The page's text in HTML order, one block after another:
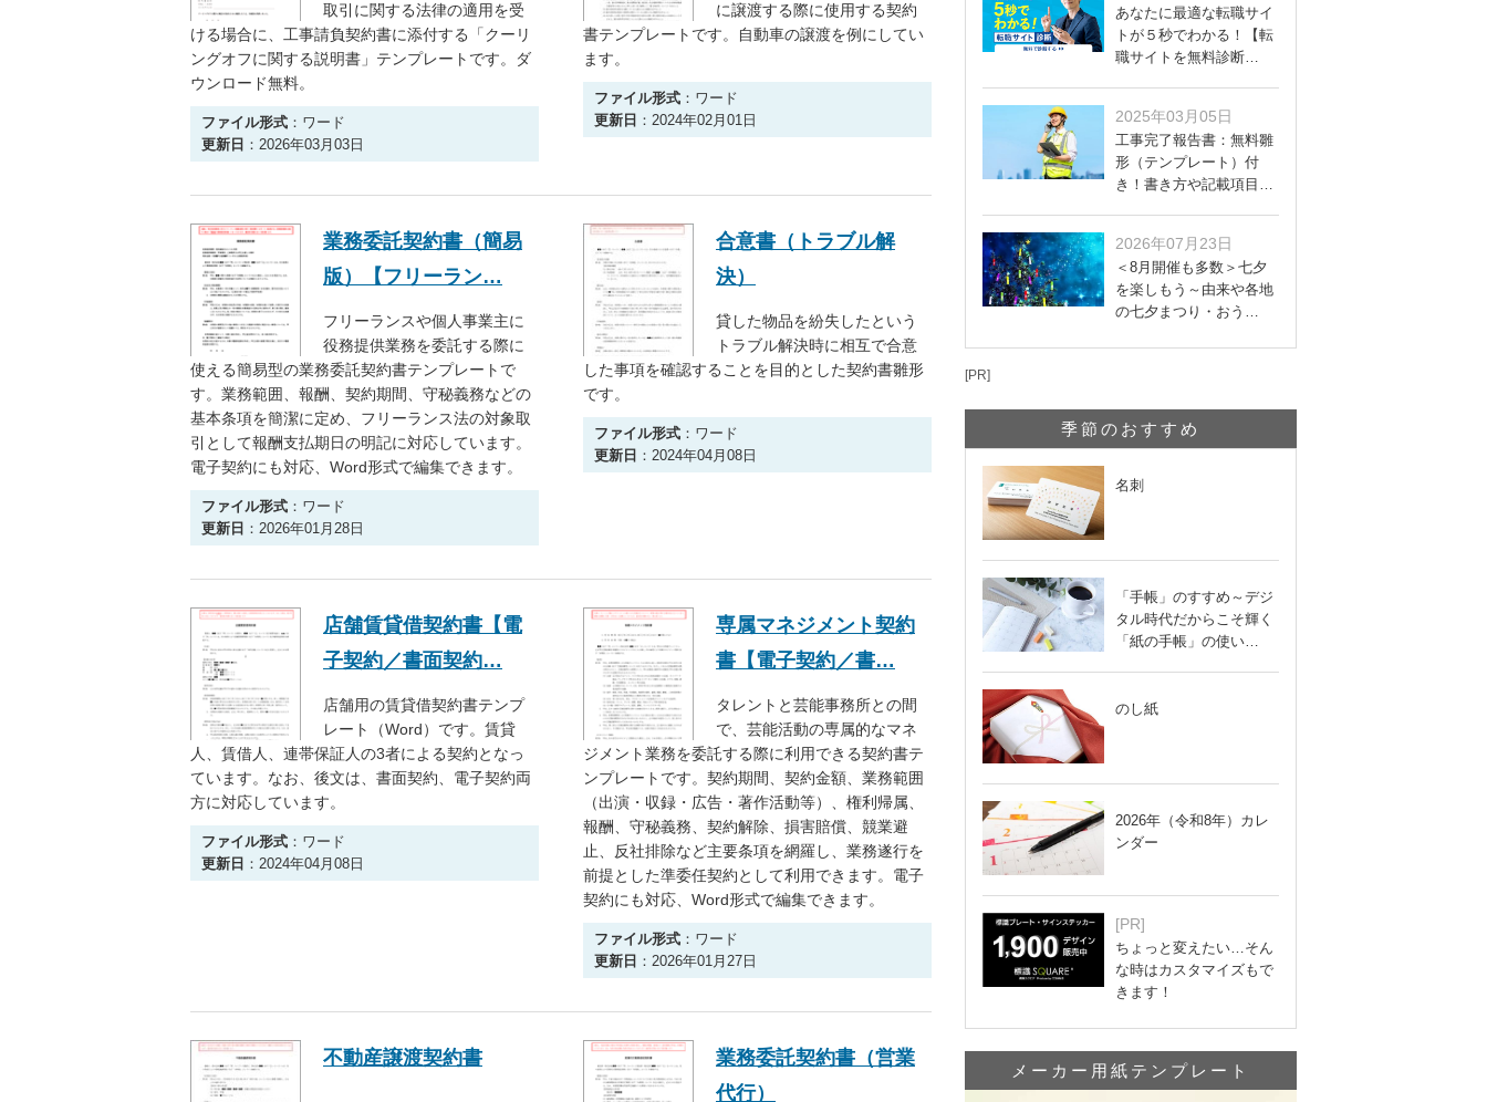
取引に関する法律の適用を受
ける場合に、工事請負契約書に添付する「クーリ
ングオフに関する説明書」テンプレートです。ダ
ウンロード無料。
ファイル形式 ：ワード
更新日 ：2026年03月03日
に譲渡する際に使用する契約
書テンプレートです。自動車の譲渡を例にしてい
ます。
ファイル形式 ：ワード
更新日 ：2024年02月01日
業務委託契約書（簡易
版）【フリーラン…
フリーランスや個人事業主に
役務提供業務を委託する際に
使える簡易型の業務委託契約書テンプレートで
す。業務範囲、報酬、契約期間、守秘義務などの
基本条項を簡潔に定め、フリーランス法の対象取
引として報酬支払期日の明記に対応しています。
電子契約にも対応、Word形式で編集できます。
ファイル形式 ：ワード
更新日 ：2026年01月28日
合意書（トラブル解
決）
貸した物品を紛失したという
トラブル解決時に相互で合意
した事項を確認することを目的とした契約書雛形
です。
ファイル形式 ：ワード
更新日 ：2024年04月08日
店舗賃貸借契約書【電
子契約／書面契約…
店舗用の賃貸借契約書テンプ
レート（Word）です。賃貸
人、賃借人、連帯保証人の3者による契約となっ
ています。なお、後文は、書面契約、電子契約両
方に対応しています。
ファイル形式 ：ワード
更新日 ：2024年04月08日
専属マネジメント契約
書【電子契約／書…
タレントと芸能事務所との間
で、芸能活動の専属的なマネ
ジメント業務を委託する際に利用できる契約書テ
ンプレートです。契約期間、契約金額、業務範囲
（出演・収録・広告・著作活動等）、権利帰属、
報酬、守秘義務、契約解除、損害賠償、競業避
止、反社排除など主要条項を網羅し、業務遂行を
前提とした準委任契約として利用できます。電子
契約にも対応、Word形式で編集できます。
ファイル形式 ：ワード
更新日 ：2026年01月27日
不動産譲渡契約書
業務委託契約書（営業
代行）
あなたに最適な転職サイ
トが５秒でわかる！【転
職サイトを無料診断…
2025年03月05日
工事完了報告書：無料雛
形（テンプレート）付
き！書き方や記載項目…
2026年07月23日
＜8月開催も多数＞七夕
を楽しもう～由来や各地
の七夕まつり・おう…
[PR]
季節のおすすめ
名刺
「手帳」のすすめ～デジ
タル時代だからこそ輝く
「紙の手帳」の使い…
のし紙
2026年（令和8年）カレ
ンダー
[PR]
ちょっと変えたい…そん
な時はカスタマイズもで
きます！
メーカー用紙テンプレート